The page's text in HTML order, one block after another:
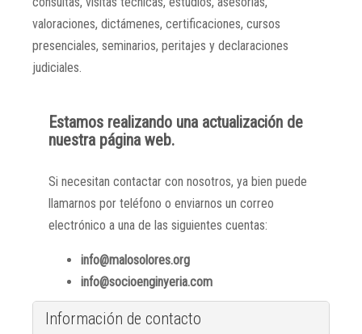
valoraciones, dictámenes, certificaciones, cursos
presenciales, seminarios, peritajes y declaraciones
judiciales.
Estamos realizando una actualización de
nuestra página web.
Si necesitan contactar con nosotros, ya bien puede
llamarnos por teléfono o enviarnos un correo
electrónico a una de las siguientes cuentas:
info@malosolores.org
info@socioenginyeria.com
Información de contacto